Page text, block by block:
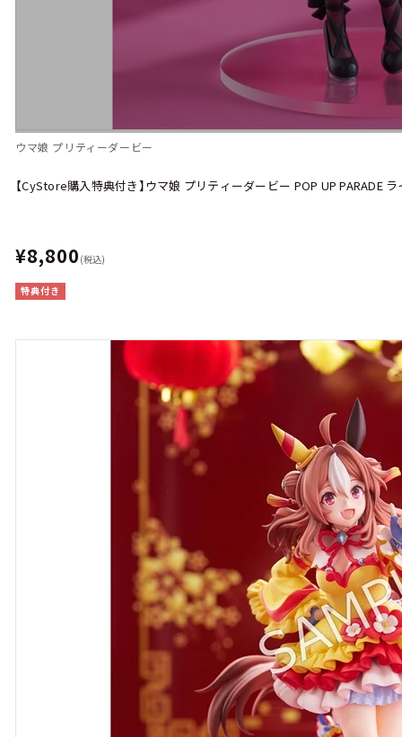
ウマ娘 プリティーダービー
【CyStore購入特典付き】ウマ娘 プリティーダービー POP UP PARADE
¥8,800 (税込)
特典付き